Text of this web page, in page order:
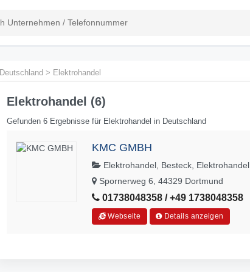
Deutschland > Elektrohandel
Elektrohandel (6)
Gefunden 6 Ergebnisse für Elektrohandel in Deutschland
KMC GMBH
Elektrohandel, Besteck, Elektrohandel,
Spornerweg 6, 44329 Dortmund
01738048358 / +49 1738048358
Webseite Details anzeigen